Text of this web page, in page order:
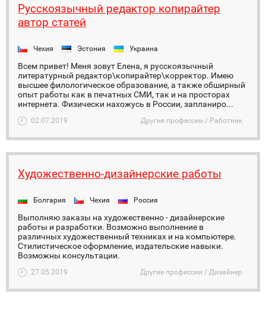
Русскоязычный редактор копирайтер
автор статей
Чехия Эстония Украина
Всем привет! Меня зовут Елена, я русскоязычный
литературный редактор\копирайтер\корректор. Имею
высшее филологическое образование, а также обширный
опыт работы как в печатных СМИ, так и на просторах
интернета. Физически нахожусь в России, запланиро...
02.07.2019 Другие профессии / Работник
Художественно-дизайнерские работы
Болгария Чехия Россия
Выполняю заказы на художественно - дизайнерские
работы и разработки. Возможно выполнение в
различных художественный техниках и на компьютере.
Стилистическое оформление, издательские навыки.
Возможны консультации.
27.05.2019 Другие профессии / Дизайнер